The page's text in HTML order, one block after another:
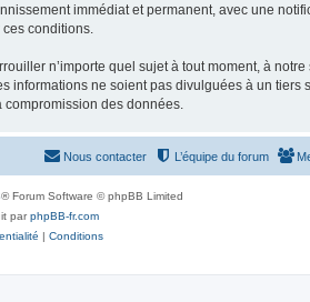
immédiat et permanent, avec une
conditions.
n’importe quel sujet à tout moment, à
ne soient pas divulguées à un tiers
des données.
L’équipe du forum
Nous contacter
® Forum Software © phpBB Limited
parphpBB-fr.com
| Conditions